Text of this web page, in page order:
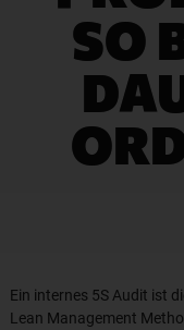
SO
Ein internes 5S Audit ist
Lean Management